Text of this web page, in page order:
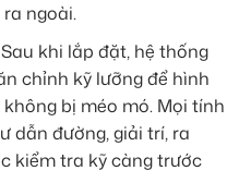
ngoài.
khi lắp đặt, hệ thống
chỉnh kỹ lưỡng để hình
bị méo mó. Mọi tính
dẫn đường, giải trí, ra
kiểm tra kỹ càng trước